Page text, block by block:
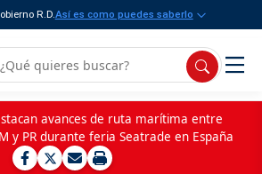
R.D.Así es como puedes saberlo
avances de ruta marítima entre
y PR durante feria Seatrade en España